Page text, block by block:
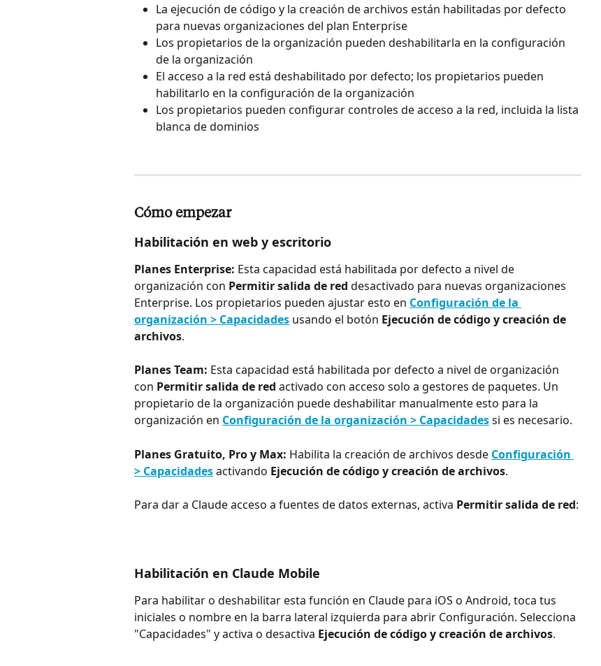
La ejecución de código y la creación de archivos están habilitadas por defecto
para nuevas organizaciones del plan Enterprise
Los propietarios de la organización pueden deshabilitarla en la configuración
de la organización
El acceso a la red está deshabilitado por defecto; los propietarios pueden
habilitarlo en la configuración de la organización
Los propietarios pueden configurar controles de acceso a la red, incluida la lista
blanca de dominios
Cómo empezar
Habilitación en web y escritorio
Planes Enterprise: Esta capacidad está habilitada por defecto a nivel de
organización con Permitir salida de red desactivado para nuevas organizaciones
Enterprise. Los propietarios pueden ajustar esto en Configuración de la
organización > Capacidades usando el botón Ejecución de código y creación de
archivos.
Planes Team: Esta capacidad está habilitada por defecto a nivel de organización
con Permitir salida de red activado con acceso solo a gestores de paquetes. Un
propietario de la organización puede deshabilitar manualmente esto para la
organización en Configuración de la organización > Capacidades si es necesario.
Planes Gratuito, Pro y Max: Habilita la creación de archivos desde Configuración
> Capacidades activando Ejecución de código y creación de archivos.
Para dar a Claude acceso a fuentes de datos externas, activa Permitir salida de red:
Habilitación en Claude Mobile
Para habilitar o deshabilitar esta función en Claude para iOS o Android, toca tus
iniciales o nombre en la barra lateral izquierda para abrir Configuración. Selecciona
"Capacidades" y activa o desactiva Ejecución de código y creación de archivos.